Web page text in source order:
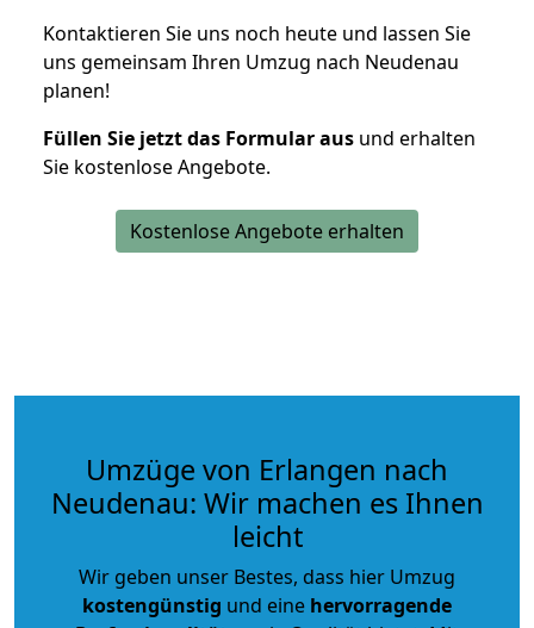
Kontaktieren Sie uns noch heute und lassen Sie
uns gemeinsam Ihren Umzug nach Neudenau
planen!
Füllen Sie jetzt das Formular aus und erhalten
Sie kostenlose Angebote.
Kostenlose Angebote erhalten
Umzüge von Erlangen nach
Neudenau: Wir machen es Ihnen
leicht
Wir geben unser Bestes, dass hier Umzug
kostengünstig und eine hervorragende